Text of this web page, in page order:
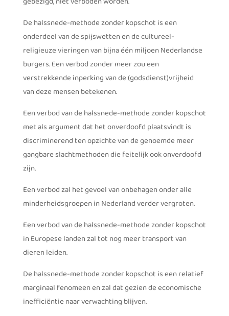
De halssnede-methode zonder kopschot is een
onderdeel van de spijswetten en de cultureel-
religieuze vieringen van bijna één miljoen Nederlandse
burgers. Een verbod zonder meer zou een
verstrekkende inperking van de (godsdienst)vrijheid
van deze mensen betekenen.
Een verbod van de halssnede-methode zonder kopschot
met als argument dat het onverdoofd plaatsvindt is
discriminerend ten opzichte van de genoemde meer
gangbare slachtmethoden die feitelijk ook onverdoofd
zijn.
Een verbod zal het gevoel van onbehagen onder alle
minderheidsgroepen in Nederland verder vergroten.
Een verbod van de halssnede-methode zonder kopschot
in Europese landen zal tot nog meer transport van
dieren leiden.
De halssnede-methode zonder kopschot is een relatief
marginaal fenomeen en zal dat gezien de economische
inefficiëntie naar verwachting blijven.